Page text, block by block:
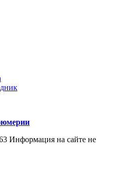
Информация на сайте не